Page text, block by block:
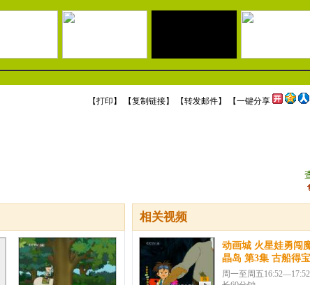
【打印 】 【复制链接】 【转发邮件】 【一键分享
相关视频
动画城 火星娃勇闯
晶岛 第3集 古船得宝
周一至周五